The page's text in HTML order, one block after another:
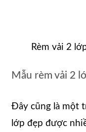
Rèm vải 2
Mẫu rèm vải 2
Đây cũng là một
lớp đẹp được